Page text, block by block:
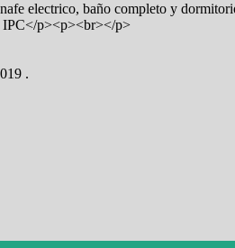
electrico, baño completo y
IPC</p><p><br></p>
.